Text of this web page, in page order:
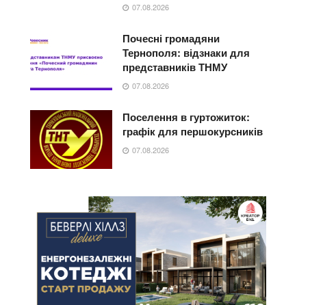
07.08.2026
Почесні громадяни
Тернополя: відзнаки для
представників ТНМУ
07.08.2026
Поселення в гуртожиток:
графік для першокурсників
07.08.2026